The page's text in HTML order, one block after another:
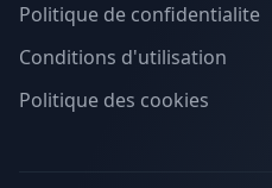
Politique de confidentialite
Conditions d'utilisation
Politique des cookies